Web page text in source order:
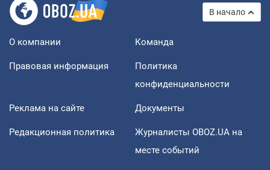
В начало
О компании Команда
Правовая информация
Политика
конфиденциальности
Реклама на сайте Документы
Редакционная политика
Журналисты OBOZ.UA на
месте событий